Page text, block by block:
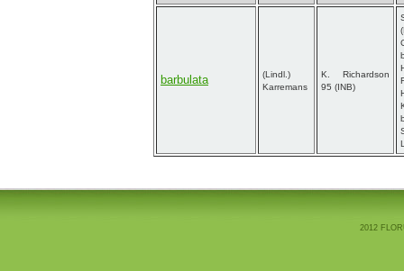
barbulata
(Lindl.)
Karremans
K. Richardson
95 (INB)
2012